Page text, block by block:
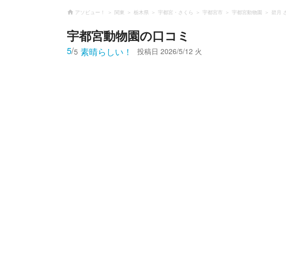
アソビュー！ 関東 栃木県 宇都宮・さくら 宇都宮市 宇都宮動物園 碧月
宇都宮動物園の口コミ
5/5 素晴らしい！ 投稿日 2026/5/12 火